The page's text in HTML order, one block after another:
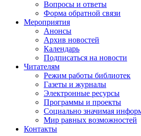
Вопросы и ответы
Форма обратной связи
Мероприятия
Анонсы
Архив новостей
Календарь
Подписаться на новости
Читателям
Режим работы библиотек
Газеты и журналы
Электронные ресурсы
Программы и проекты
Социально значимая
Мир равных возможностей
Контакты